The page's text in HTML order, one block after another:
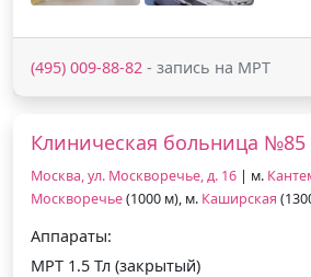
(495) 009-88-82 - запись на МРТ
Клиническая больница №85
Москва, ул. Москворечье, д. 16 | м.
Москворечье(1000 м), м. Каширская
Аппараты:
МРТ 1.5 Тл (закрытый)